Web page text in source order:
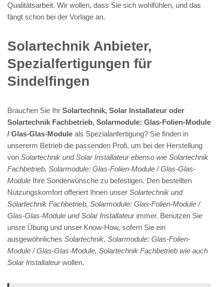
Qualitätsarbeit. Wir wollen, dass Sie sich wohlfühlen, und das
fängt schon bei der Vorlage an.
Solartechnik Anbieter,
Spezialfertigungen für
Sindelfingen
Brauchen Sie Ihr Solartechnik, Solar Installateur oder
Solartechnik Fachbetrieb, Solarmodule: Glas-Folien-Module
/ Glas-Glas-Module als Spezialanfertigung? Sie finden in
unsererm Betrieb die passenden Profi, um bei der Herstellung
von Solartechnik und Solar Installateur ebenso wie Solartechnik
Fachbetrieb, Solarmodule: Glas-Folien-Module / Glas-Glas-
Module Ihre Sonderwünsche zu befestigen. Den bestellten
Nutzungskomfort offeriert Ihnen unser Solartechnik und
Solartechnik Fachbetrieb, Solarmodule: Glas-Folien-Module /
Glas-Glas-Module und Solar Installateurimmer. Benutzen Sie
unsre Übung und unser Know-How, sofern Sie ein
ausgewöhnliches Solartechnik, Solarmodule: Glas-Folien-
Module / Glas-Glas-Module, Solartechnik Fachbetrieb wie auch
Solar Installateurwollen.